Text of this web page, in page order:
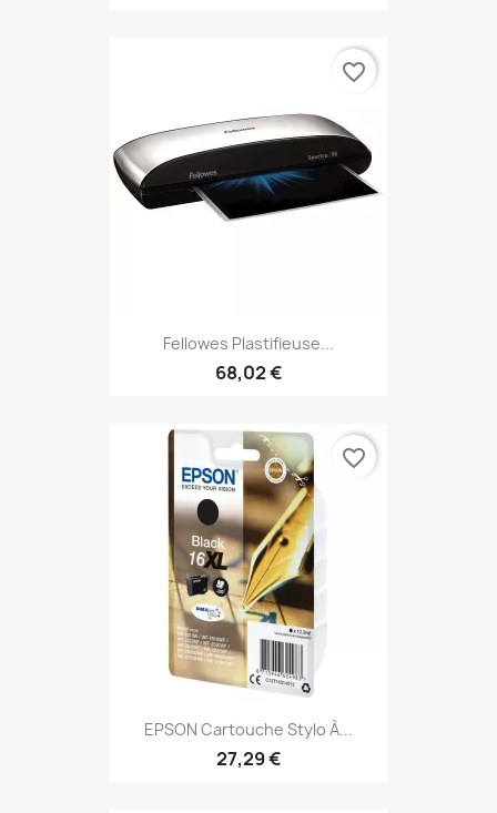
Fellowes Plastifieuse...
68,02 €
favorite_border
EPSON Cartouche Stylo À...
27,29 €
favorite_border